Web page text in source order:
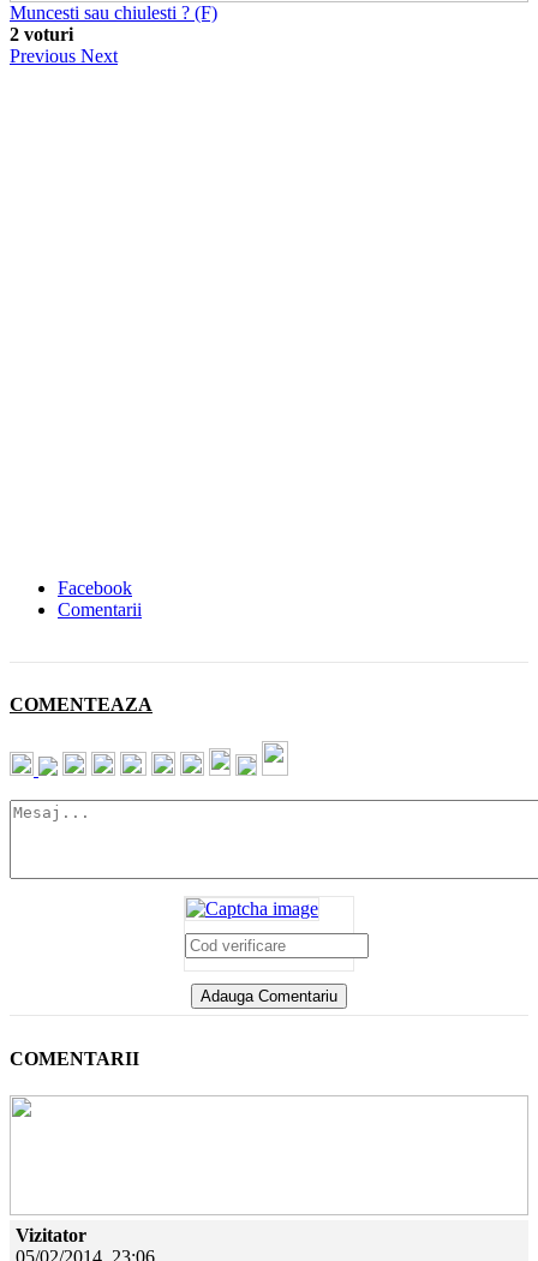
Muncesti sau chiulesti ? (F)
2 voturi
Previous Next
Facebook
Comentarii
COMENTEAZA
COMENTARII
Vizitator
05/02/2014, 23:06